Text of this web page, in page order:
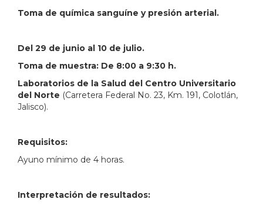
Toma de química sanguíne y presión arterial.
Del 29 de junio al 10 de julio.
Toma de muestra: De 8:00 a 9:30 h.
Laboratorios de la Salud del Centro Universitario
del Norte (Carretera Federal No. 23, Km. 191, Colotlán,
Jalisco).
Requisitos:
Ayuno mínimo de 4 horas.
Interpretación de resultados: